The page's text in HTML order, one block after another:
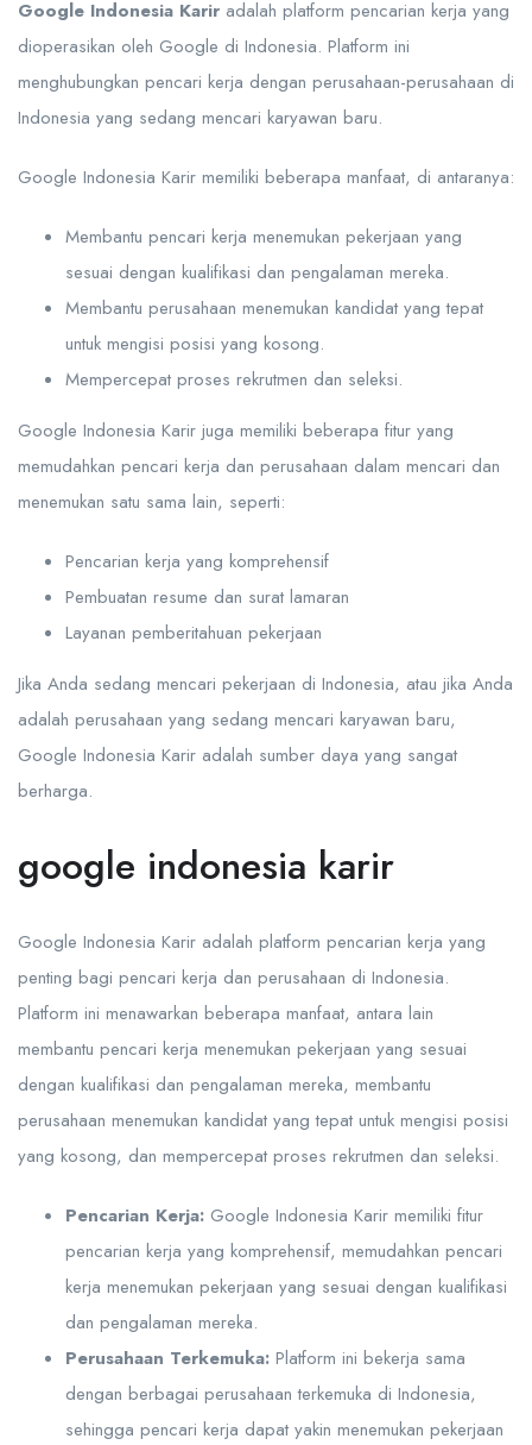
Google Indonesia Karir adalah platform pencarian kerja yang
dioperasikan oleh Google di Indonesia. Platform ini
menghubungkan pencari kerja dengan perusahaan-perusahaan di
Indonesia yang sedang mencari karyawan baru.
Google Indonesia Karir memiliki beberapa manfaat, di antaranya:
Membantu pencari kerja menemukan pekerjaan yang
sesuai dengan kualifikasi dan pengalaman mereka.
Membantu perusahaan menemukan kandidat yang tepat
untuk mengisi posisi yang kosong.
Mempercepat proses rekrutmen dan seleksi.
Google Indonesia Karir juga memiliki beberapa fitur yang
memudahkan pencari kerja dan perusahaan dalam mencari dan
menemukan satu sama lain, seperti:
Pencarian kerja yang komprehensif
Pembuatan resume dan surat lamaran
Layanan pemberitahuan pekerjaan
Jika Anda sedang mencari pekerjaan di Indonesia, atau jika Anda
adalah perusahaan yang sedang mencari karyawan baru,
Google Indonesia Karir adalah sumber daya yang sangat
berharga.
google indonesia karir
Google Indonesia Karir adalah platform pencarian kerja yang
penting bagi pencari kerja dan perusahaan di Indonesia.
Platform ini menawarkan beberapa manfaat, antara lain
membantu pencari kerja menemukan pekerjaan yang sesuai
dengan kualifikasi dan pengalaman mereka, membantu
perusahaan menemukan kandidat yang tepat untuk mengisi posisi
yang kosong, dan mempercepat proses rekrutmen dan seleksi.
Pencarian Kerja: Google Indonesia Karir memiliki fitur
pencarian kerja yang komprehensif, memudahkan pencari
kerja menemukan pekerjaan yang sesuai dengan kualifikasi
dan pengalaman mereka.
Perusahaan Terkemuka: Platform ini bekerja sama
dengan berbagai perusahaan terkemuka di Indonesia,
sehingga pencari kerja dapat yakin menemukan pekerjaan